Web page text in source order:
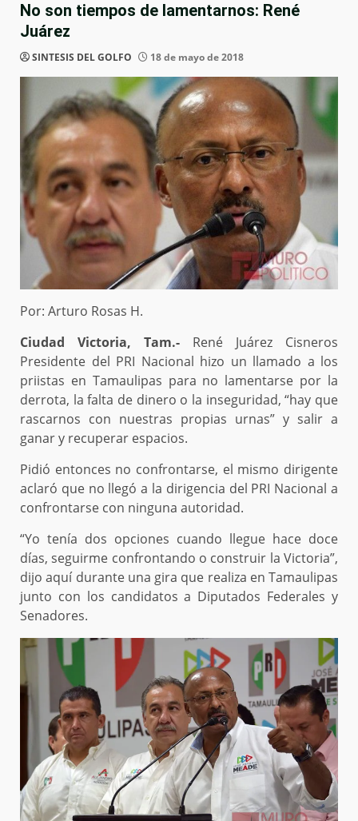
No son tiempos de lamentarnos: René
Juárez
SINTESIS DEL GOLFO 18 de mayo de 2018
Por: Arturo Rosas H.
Ciudad Victoria, Tam.- René Juárez Cisneros
Presidente del PRI Nacional hizo un llamado a los
priistas en Tamaulipas para no lamentarse por la
derrota, la falta de dinero o la inseguridad, “hay que
rascarnos con nuestras propias urnas” y salir a
ganar y recuperar espacios.
Pidió entonces no confrontarse, el mismo dirigente
aclaró que no llegó a la dirigencia del PRI Nacional a
confrontarse con ninguna autoridad.
“Yo tenía dos opciones cuando llegue hace doce
días, seguirme confrontando o construir la Victoria”,
dijo aquí durante una gira que realiza en Tamaulipas
junto con los candidatos a Diputados Federales y
Senadores.